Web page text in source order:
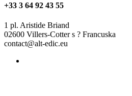
+33 3 64 92 43 55
1 pl. Aristide Briand
02600 Villers-Cotter s ? Francuska
contact@alt-edic.eu